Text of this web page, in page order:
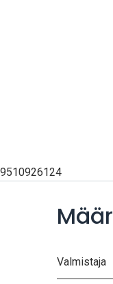
9510926124
Valmistaja